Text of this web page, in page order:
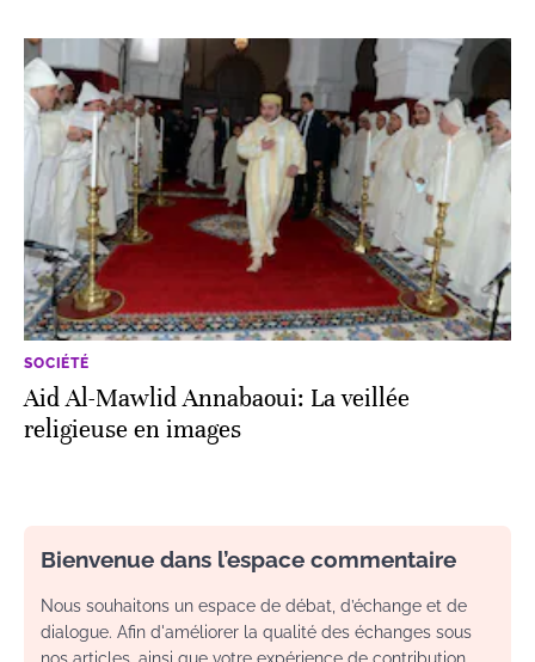
SOCIÉTÉ
Aid Al-Mawlid Annabaoui: La veillée
religieuse en images
Bienvenue dans l’espace commentaire
Nous souhaitons un espace de débat, d’échange et de
dialogue. Afin d'améliorer la qualité des échanges sous
nos articles, ainsi que votre expérience de contribution,